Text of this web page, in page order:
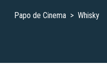
Papo de Cinema > Whisky